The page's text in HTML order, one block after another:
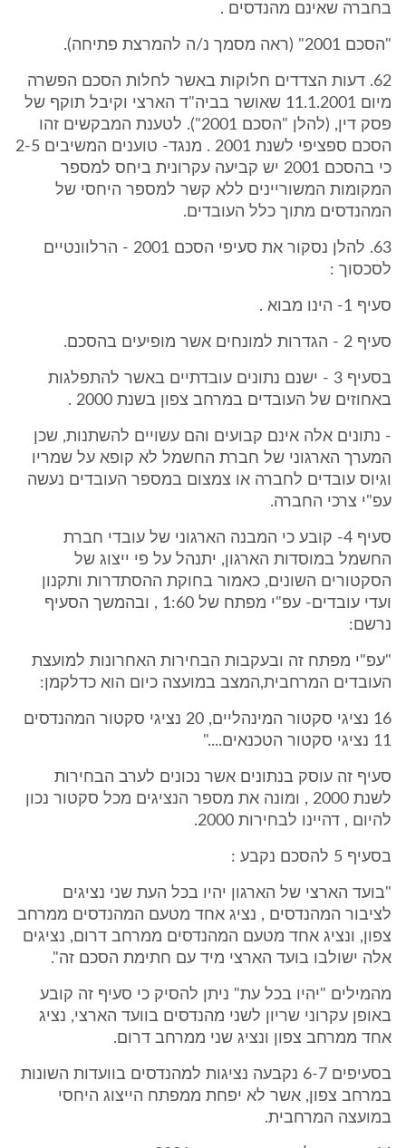
בחברה שאינם מהנדסים .
"הסכם 2001" (ראה מסמך נ/ה להמרצת פתיחה).
62. דעות הצדדים חלוקות באשר לחלות הסכם הפשרה
מיום 11.1.2001 שאושר בביה"ד הארצי וקיבל תוקף של
פסק דין, (להלן "הסכם 2001"). לטענת המבקשים זהו
הסכם ספציפי לשנת 2001 . מנגד- טוענים המשיבים 2-5
כי בהסכם 2001 יש קביעה עקרונית ביחס למספר
המקומות המשוריינים ללא קשר למספר היחסי של
המהנדסים מתוך כלל העובדים.
63. להלן נסקור את סעיפי הסכם 2001 - הרלוונטיים
לסכסוך :
סעיף 1- הינו מבוא .
סעיף 2 - הגדרות למונחים אשר מופיעים בהסכם.
בסעיף 3 - ישנם נתונים עובדתיים באשר להתפלגות
באחוזים של העובדים במרחב צפון בשנת 2000 .
- נתונים אלה אינם קבועים והם עשויים להשתנות, שכן
המערך הארגוני של חברת החשמל לא קופא על שמריו
וגיוס עובדים לחברה או צמצום במספר העובדים נעשה
עפ"י צרכי החברה.
סעיף 4- קובע כי המבנה הארגוני של עובדי חברת
החשמל במוסדות הארגון, יתנהל על פי ייצוג של
הסקטורים השונים, כאמור בחוקת ההסתדרות ותקנון
ועדי עובדים- עפ"י מפתח של 1:60 , ובהמשך הסעיף
נרשם:
"עפ"י מפתח זה ובעקבות הבחירות האחרונות למועצת
העובדים המרחבית,המצב במועצה כיום הוא כדלקמן:
16 נציגי סקטור המינהליים, 20 נציגי סקטור המהנדסים
11 נציגי סקטור הטכנאים...."
סעיף זה עוסק בנתונים אשר נכונים לערב הבחירות
לשנת 2000 , ומונה את מספר הנציגים מכל סקטור נכון
להיום , דהיינו לבחירות 2000.
בסעיף 5 להסכם נקבע :
"בועד הארצי של הארגון יהיו בכל העת שני נציגים
לציבור המהנדסים , נציג אחד מטעם המהנדסים ממרחב
צפון, ונציג אחד מטעם המהנדסים ממרחב דרום, נציגים
אלה ישולבו בועד הארצי מיד עם חתימת הסכם זה".
מהמילים "יהיו בכל עת" ניתן להסיק כי סעיף זה קובע
באופן עקרוני שריון לשני מהנדסים בוועד הארצי, נציג
אחד ממרחב צפון ונציג שני ממרחב דרום.
בסעיפים 6-7 נקבעה נציגות למהנדסים בוועדות השונות
במרחב צפון, אשר לא יפחת ממפתח הייצוג היחסי
במועצה המרחבית.